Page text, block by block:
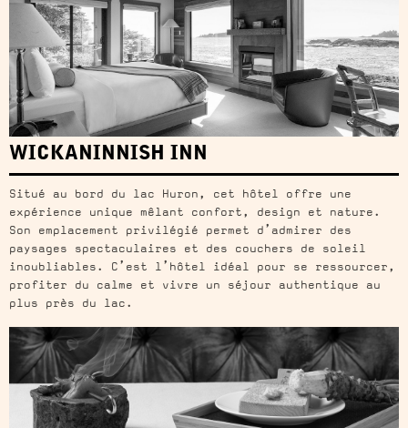
WICKANINNISH INN
Situé au bord du lac Huron, cet hôtel offre une
expérience unique mêlant confort, design et nature.
Son emplacement privilégié permet d’admirer des
paysages spectaculaires et des couchers de soleil
inoubliables. C’est l’hôtel idéal pour se ressourcer,
profiter du calme et vivre un séjour authentique au
plus près du lac.